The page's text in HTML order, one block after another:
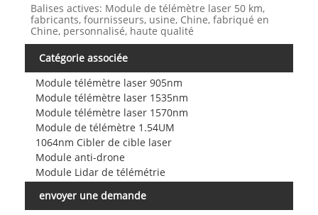
Balises actives: Module de télémètre laser 50 km,
fabricants, fournisseurs, usine, Chine, fabriqué en
Chine, personnalisé, haute qualité
Catégorie associée
Module télémètre laser 905nm
Module télémètre laser 1535nm
Module télémètre laser 1570nm
Module de télémètre 1.54UM
1064nm Cibler de cible laser
Module anti-drone
Module Lidar de télémétrie
envoyer une demande